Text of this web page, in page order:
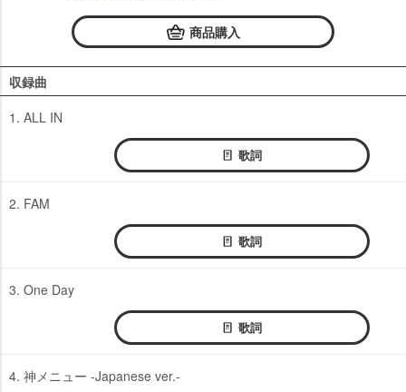
商品購入
収録曲
1. ALL IN
歌詞
2. FAM
歌詞
3. One Day
歌詞
4. 神メニュー -Japanese ver.-